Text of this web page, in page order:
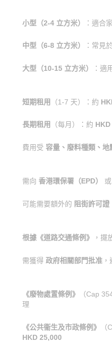
小型（2-4 立方米） ：適合
中型（6-8 立方米） ：常見
大型（10-15 立方米） ：適
短期租用 （1-7 天）：約
長期租用 （每月）：約
費用受 容量、廢料種類、地
需向 香港環保署（EPD） 或
可能需要額外的 阻街許可證
根據《道路交通條例》 ，擺
需獲得 政府相關部門批准，
《廢物處置條例》
（Cap
理
《公共衞生及市政條例》
HKD 25,000